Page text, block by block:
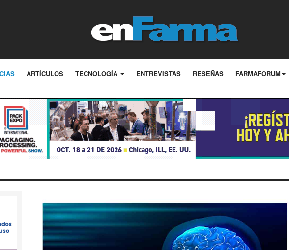
ARTÍCULOS TECNOLOGÍA ENTREVISTAS RESEÑAS FARMAFORUM